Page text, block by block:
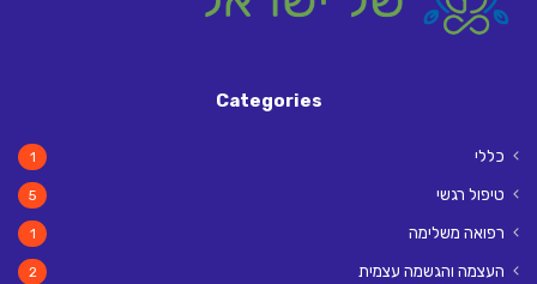
Categories
כללי 1
טיפול רגשי 5
רפואה משלימה 1
העצמה והגשמה עצמית 2